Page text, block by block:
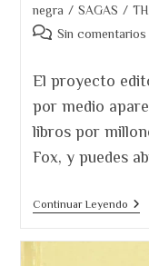
la
entrada:
negra / SAGAS /
Comentarios
entrada:
Sin comentarios
El proyecto
por medio
libros por
Fox, y puedes
Continuar Leyendo